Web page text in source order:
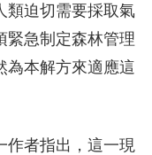
類迫切需要採取氣
緊急制定森林管理
為本解方來適應這
作者指出，這一現